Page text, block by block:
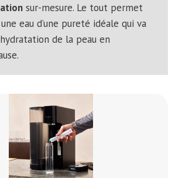
sur-mesure. Le tout permet
eau d’une pureté idéale qui va
de la peau en